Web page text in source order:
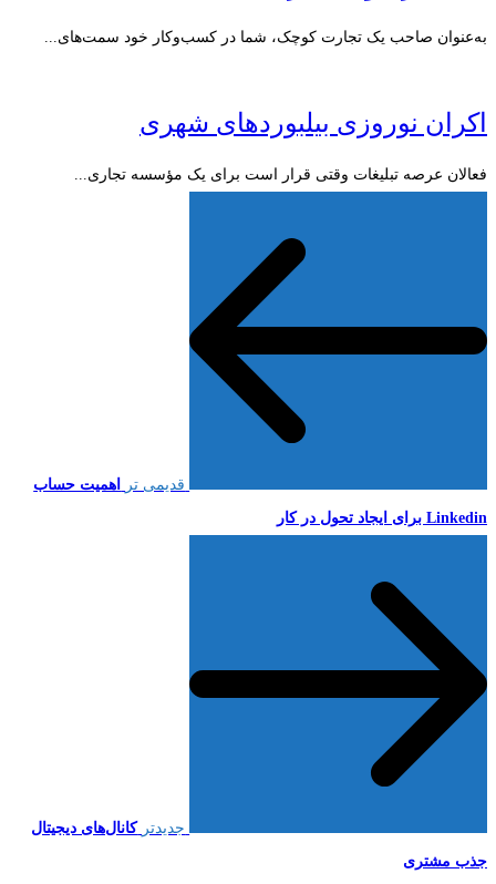
به‌عنوان صاحب یک تجارت کوچک، شما در کسب‌وکار خود سمت‌های...
اکران نوروزی بیلبوردهای شهری
فعالان عرصه تبلیغات وقتی قرار است برای یک مؤسسه تجاری...
قدیمی تر
اهمیت حساب
Linkedin برای ایجاد تحول در کار
جدیدتر کانال‌های دیجیتال
جذب مشتری